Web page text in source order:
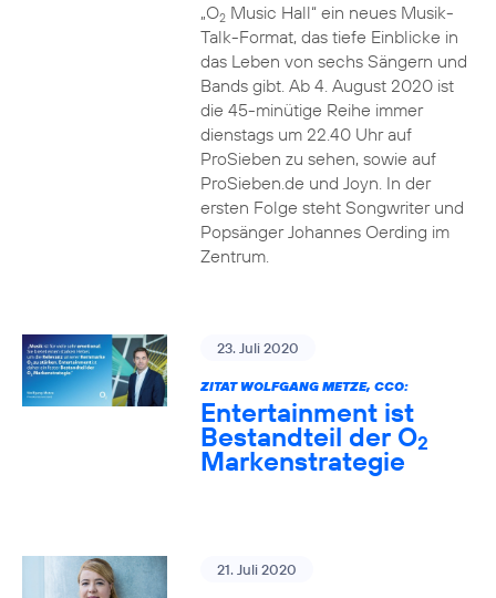
„O2Music Hall“ ein neues Musik-
Talk-Format, das tiefe Einblicke in
das Leben von sechs Sängern und
Bands gibt. Ab 4. August 2020 ist
die 45-minütige Reihe immer
dienstags um 22.40 Uhr auf
ProSieben zu sehen, sowie auf
ProSieben.de und Joyn. In der
ersten Folge steht Songwriter und
Popsänger Johannes Oerding im
Zentrum.
23. Juli 2020
ZITAT WOLFGANG METZE, CCO:
Entertainment ist
Bestandteil der O2
Markenstrategie
21. Juli 2020